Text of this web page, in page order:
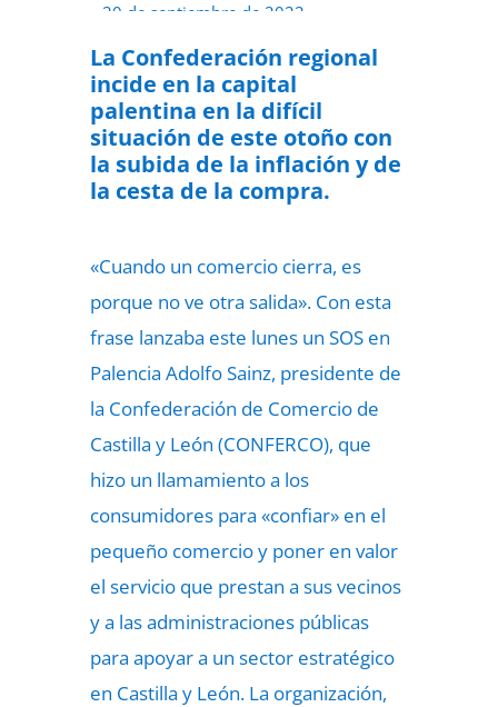
20 de septiembre de 2022
La Confederación regional
incide en la capital
palentina en la difícil
situación de este otoño con
la subida de la inflación y de
la cesta de la compra.
«Cuando un comercio cierra, es
porque no ve otra salida». Con esta
frase lanzaba este lunes un SOS en
Palencia Adolfo Sainz, presidente de
la Confederación de Comercio de
Castilla y León (CONFERCO), que
hizo un llamamiento a los
consumidores para «confiar» en el
pequeño comercio y poner en valor
el servicio que prestan a sus vecinos
y a las administraciones públicas
para apoyar a un sector estratégico
en Castilla y León. La organización,